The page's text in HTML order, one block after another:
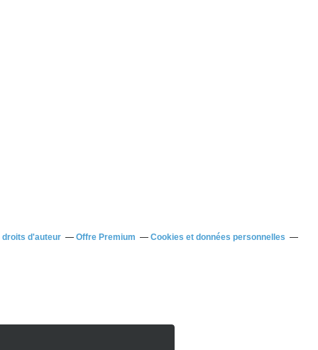
droits d'auteur Offre Premium
Cookies et données personnelles